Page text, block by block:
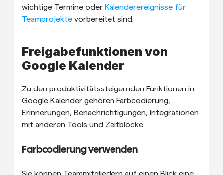
wichtige Termine oder Kalenderereignisse für
Teamprojekte vorbereitet sind.
Freigabefunktionen von
Google Kalender
Zu den produktivitätssteigernden Funktionen in
Google Kalender gehören Farbcodierung,
Erinnerungen, Benachrichtigungen, Integrationen
mit anderen Tools und Zeitblöcke.
Farbcodierung verwenden
Sie können Teammitgliedern auf einen Blick eine